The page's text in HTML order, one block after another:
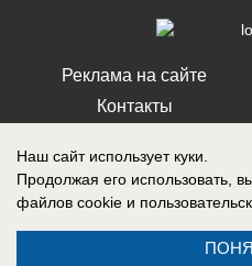
Реклама на сайте
Контакты
массовых коммуникаций
Наш сайт использует куки.
Продолжая его использовать,
файлов cookie и